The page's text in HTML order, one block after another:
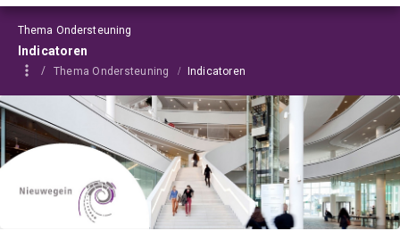
Thema Ondersteuning
Indicatoren
Thema Ondersteuning Indicatoren